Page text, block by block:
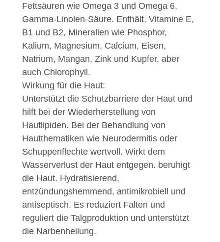
Fettsäuren wie Omega 3 und Omega 6,
Gamma-Linolen-Säure. Enthält, Vitamine E,
B1 und B2, Mineralien wie Phosphor,
Kalium, Magnesium, Calcium, Eisen,
Natrium, Mangan, Zink und Kupfer, aber
auch Chlorophyll.
Wirkung für die Haut:
Unterstützt die Schutzbarriere der Haut und
hilft bei der Wiederherstellung von
Hautlipiden. Bei der Behandlung von
Hautthematiken wie Neurodermitis oder
Schuppenflechte wertvoll. Wirkt dem
Wasserverlust der Haut entgegen. beruhigt
die Haut. Hydratisierend,
entzündungshemmend, antimikrobiell und
antiseptisch. Es reduziert Falten und
reguliert die Talgproduktion und unterstützt
die Narbenheilung.